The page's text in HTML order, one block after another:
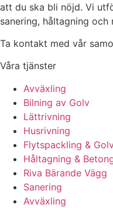
att du ska bli nöjd. Vi
sanering, håltagning och
Ta kontakt med vår
Våra tjänster
Avväxling
Bilning av Golv
Lättrivning
Husrivning
Flytspackling &
Håltagning &
Riva Bärande Vägg
Sanering
Avväxling